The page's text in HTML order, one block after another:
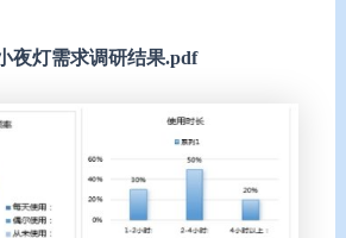
夜灯需求调研结果.pdf